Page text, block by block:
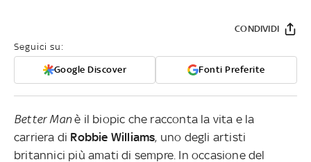
Seguici su:
Google Discover Fonti Preferite
CONDIVIDI
Better Manè il biopic che racconta la vita e la
carriera di Robbie Williams, uno degli artisti
britannici più amati di sempre. In occasione del